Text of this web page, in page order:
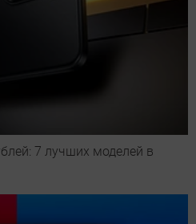
7 лучших моделей в